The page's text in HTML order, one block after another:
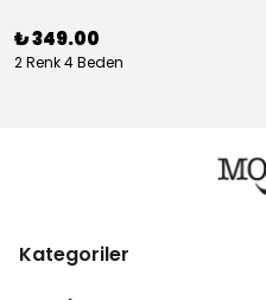
₺ 349.00
2 Renk 4 Beden
Kategoriler